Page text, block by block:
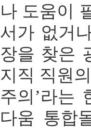
나 도움이
서가 없거
장을 찾은
지직 직원
주의’라는
다움 통합